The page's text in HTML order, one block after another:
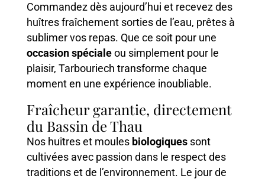
Commandez dès aujourd’hui et recevez des
huîtres fraîchement sorties de l’eau, prêtes à
sublimer vos repas. Que ce soit pour une
occasion spécialeou simplement pour le
plaisir, Tarbouriech transforme chaque
moment en une expérience inoubliable.
Fraîcheur garantie, directement
du Bassin de Thau
Nos huîtres et moules biologiquessont
cultivées avec passion dans le respect des
traditions et de l’environnement. Le jour de